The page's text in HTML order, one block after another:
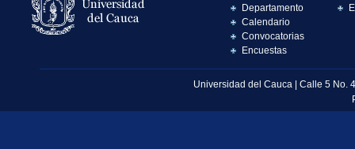
Departamento
Calendario
Convocatorias
Encuestas
Universidad del Cauca | Calle 5 No.